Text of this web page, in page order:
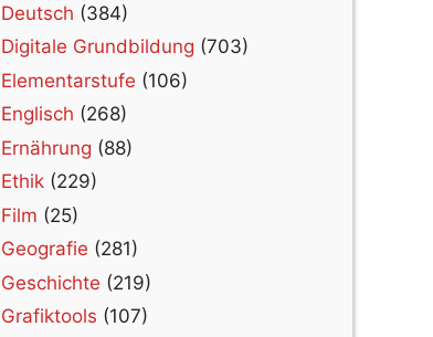
Deutsch (384)
Digitale Grundbildung (703)
Elementarstufe (106)
Englisch (268)
Ernährung (88)
Ethik (229)
Film (25)
Geografie (281)
Geschichte (219)
Grafiktools (107)